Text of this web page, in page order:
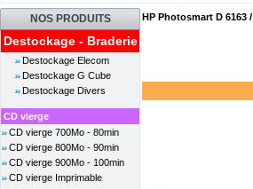
NOS PRODUITS
Destockage - Braderie
Destockage Elecom
Destockage G Cube
Destockage Divers
CD vierge
CD vierge 700Mo - 80min
CD vierge 800Mo - 90min
CD vierge 900Mo - 100min
CD vierge Imprimable
HP Photosmart D 6163 /